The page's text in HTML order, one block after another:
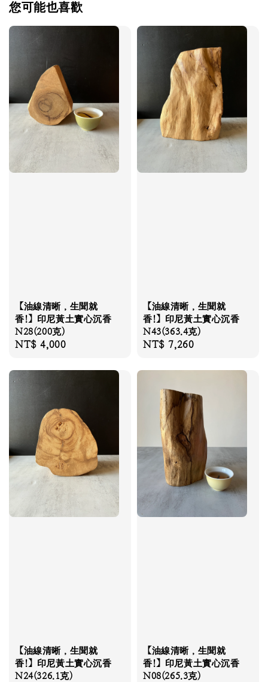
您可能也喜歡
【油線清晰，生聞就
香!】印尼黃土實心沉香
N28(200克)
Regular
NT$ 4,000
【油線清晰，生聞就
香!】印尼黃土實心沉香
N43(363.4克)
Regular
NT$ 7,260
【油線清晰，生聞就
香!】印尼黃土實心沉香
N24(326.1克)
【油線清晰，生聞就
香!】印尼黃土實心沉香
N08(265.3克)